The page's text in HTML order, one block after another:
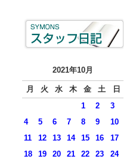
2021年10月
月 火 水 木 金 土 日
1 2
3
4
5 6 7 8 9
10
11
12 13 14 15 16
17
18
19 20 21 22 23
24